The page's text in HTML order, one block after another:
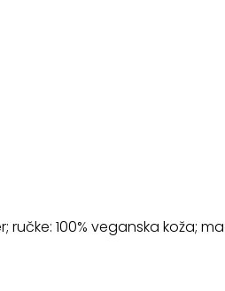
100% veganska koža;